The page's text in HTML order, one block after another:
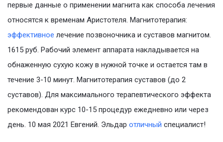
первые данные о применении магнита как способа лечения
относятся к временам Аристотеля. Магнитотерапия:
эффективное лечение позвоночника и суставов магнитом.
1615 руб. Рабочий элемент аппарата накладывается на
обнаженную сухую кожу в нужной точке и остается там в
течение 3-10 минут. Магнитотерапия суставов (до 2
суставов). Для максимального терапевтического эффекта
рекомендован курс 10-15 процедур ежедневно или через
день. 10 мая 2021 Евгений. Эльдар отличный специалист!